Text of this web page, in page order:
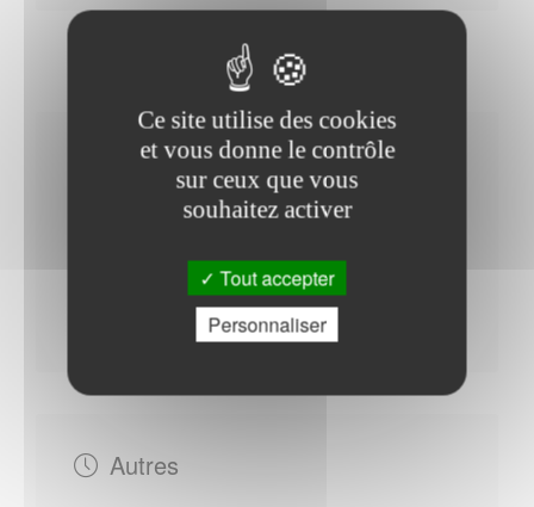
Horaires Mairie
Mardi : - 18h00 à 19h00
Jeudi : - 16h00 à 17h30
Autres
Ce site utilise des cookies
et vous donne le contrôle
sur ceux que vous
souhaitez activer
Tout accepter
Personnaliser